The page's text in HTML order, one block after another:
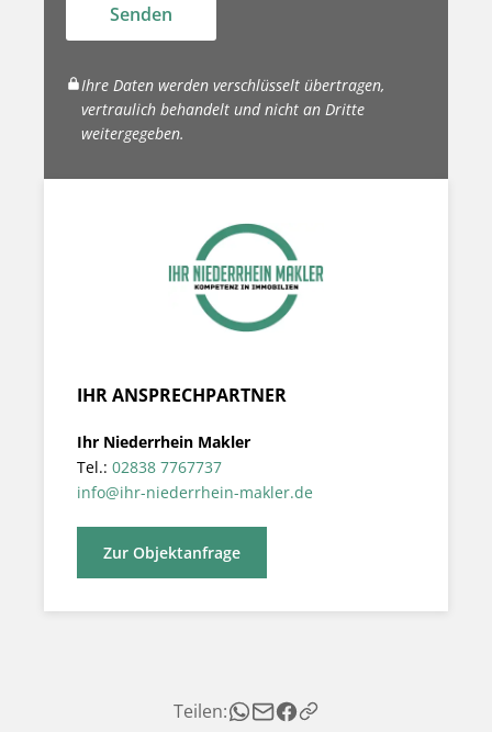
Senden
Ihre Daten werden verschlüsselt übertragen,
vertraulich behandelt und nicht an Dritte
weitergegeben.
IHR ANSPRECHPARTNER
Ihr Niederrhein Makler
Tel.: 02838 7767737
info@ihr-niederrhein-makler.de
Zur Objektanfrage
Teilen: